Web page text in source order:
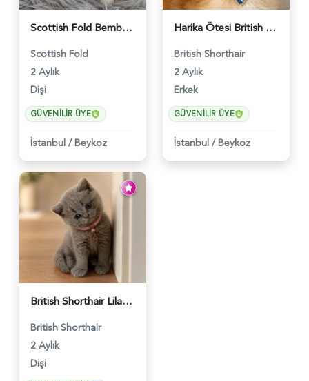
Scottish Fold Bembeyaz Pembe Burun Yavrumuz - 6120
Scottish Fold
2 Aylık
Dişi
GÜVENILIR ÜYE
İstanbul / Beykoz
Harika Ötesi British Longhair Golden Parlayan Yıldız - 6141
British Shorthair
2 Aylık
Erkek
GÜVENILIR ÜYE
İstanbul / Beykoz
British Shorthair Lilac Dişi Tatlı Kızımız - 5236
British Shorthair
2 Aylık
Dişi